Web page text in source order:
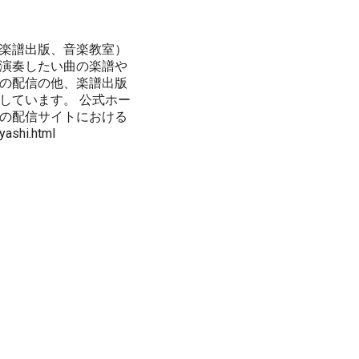
譜出版、音楽教室）
奏したい曲の楽譜や
配信の他、楽譜出版
ています。 公式ホー
配信サイトにおける